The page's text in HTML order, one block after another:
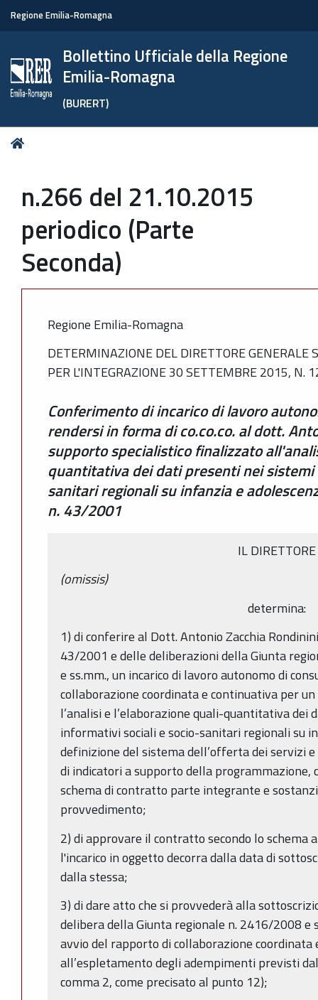
Regione Emilia-Romagna
Bollettino Ufficiale della Regione
Emilia-Romagna
(BURERT)
Tu
n.266 del 21.10.2015
periodico (Parte
Seconda)
Regione Emilia-Romagna
DETERMINAZIONE DEL DIRETTORE GENERALE
PER L'INTEGRAZIONE 30 SETTEMBRE 2015, N.
Conferimento di incarico di lavoro
rendersi in forma di co.co.co. al dott.
supporto specialistico finalizzato
quantitativa dei dati presenti nei
sanitari regionali su infanzia e
n. 43/2001
IL DIRETTORE
(omissis)
determina:
1) di conferire al Dott. Antonio Zacchia
43/2001 e delle deliberazioni della Giunta
e ss.mm., un incarico di lavoro autonomo di
collaborazione coordinata e continuativa per
l’analisi e l’elaborazione quali-quantitativa dei
informativi sociali e socio-sanitari regionali su
definizione del sistema dell’offerta dei servizi
di indicatori a supporto della programmazione,
schema di contratto parte integrante e
provvedimento;
2) di approvare il contratto secondo lo schema
l'incarico in oggetto decorra dalla data di
dalla stessa;
3) di dare atto che si provvederà alla
delibera della Giunta regionale n. 2416/2008 e
avvio del rapporto di collaborazione
all’espletamento degli adempimenti previsti
comma 2, come precisato al punto 12);